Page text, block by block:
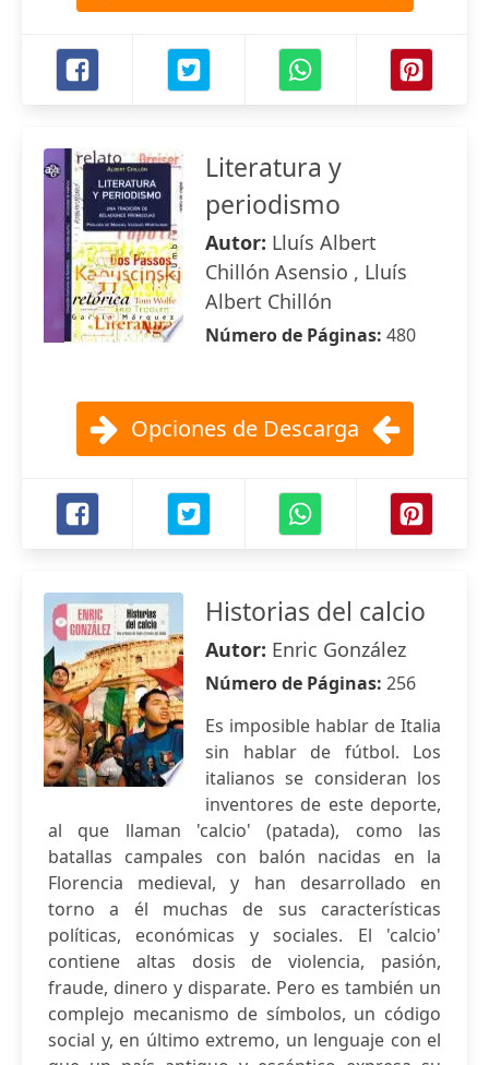
Literatura y
periodismo
Autor: Lluís Albert
Chillón Asensio , Lluís
Albert Chillón
Número de Páginas: 480
Opciones de Descarga
Historias del calcio
Autor: Enric González
Número de Páginas: 256
Es imposible hablar de Italia
sin hablar de fútbol. Los
italianos se consideran los
inventores de este deporte,
al que llaman 'calcio' (patada), como las
batallas campales con balón nacidas en la
Florencia medieval, y han desarrollado en
torno a él muchas de sus características
políticas, económicas y sociales. El 'calcio'
contiene altas dosis de violencia, pasión,
fraude, dinero y disparate. Pero es también un
complejo mecanismo de símbolos, un código
social y, en último extremo, un lenguaje con el